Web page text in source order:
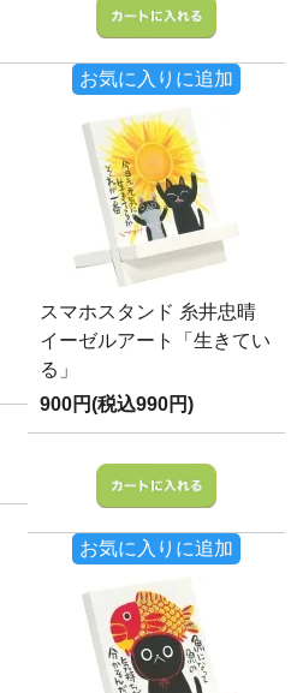
お気に入りに追加
スマホスタンド 糸井忠晴
イーゼルアート「生きてい
る」
900円(税込990円)
お気に入りに追加